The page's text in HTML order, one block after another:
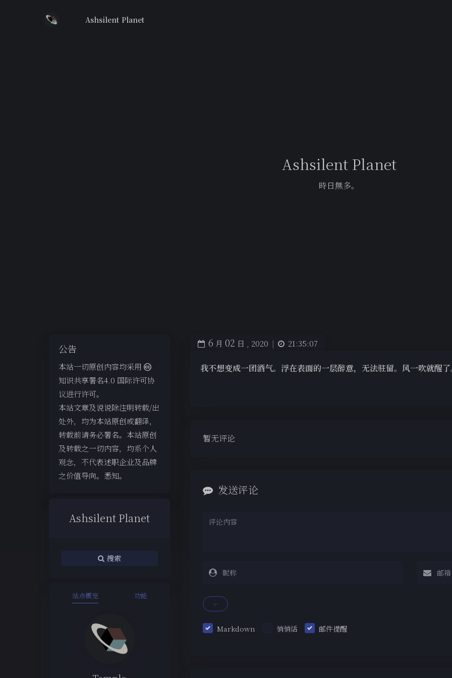
Ashsilent Planet
Ashsilent Planet
時日無多。
公告
本站一切原创内容均采用
知识共享署名4.0 国际许可协
议进行许可。
本站文章及说说除注明转载/出
处外，均为本站原创或翻译，
转载前请务必署名。本站原创
及转载之一切内容，均系个人
观念，不代表述职企业及品牌
之价值导向。悉知。
Ashsilent Planet
搜索
站点概览 功能
6 月 02 日 , 2020 | 21:35:07
我不想变成一团酒气。浮在表面的一层醉意，无法驻留。风一吹就醒
暂无评论
发送评论
Markdown 悄悄话 邮件提醒